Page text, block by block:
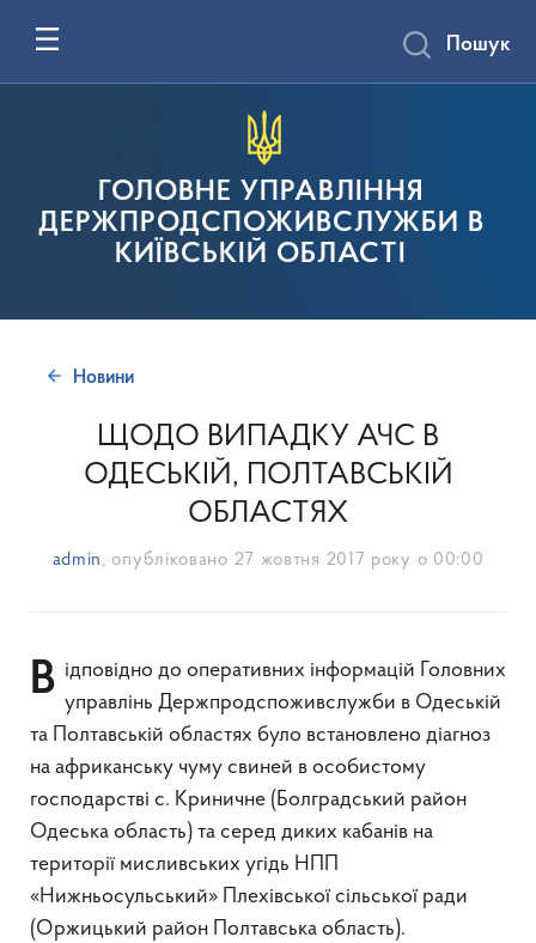
ГОЛОВНЕ УПРАВЛІННЯ
ДЕРЖПРОДСПОЖИВСЛУЖБИ В
КИЇВСЬКІЙ ОБЛАСТІ
Пошук
Новини
ЩОДО ВИПАДКУ АЧС В
ОДЕСЬКІЙ, ПОЛТАВСЬКІЙ
ОБЛАСТЯХ
admin , опубліковано 27 жовтня 2017 року о 00:00
Відповідно до оперативних інформацій Головних управлінь Держпродспоживслужби в Одеській
та Полтавській областях було встановлено діагноз
на африканську чуму свиней в особистому
господарстві с. Криничне (Болградський район
Одеська область) та серед диких кабанів на
території мисливських угідь НПП
«Нижньосульський» Плехівської сільської ради
(Оржицький район Полтавська область).